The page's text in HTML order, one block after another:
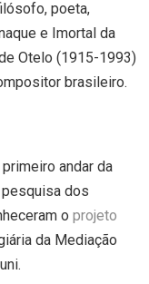
poeta,
e Imortal da
Otelo (1915-1993)
brasileiro.
andar da
dos
o projeto
da Mediação